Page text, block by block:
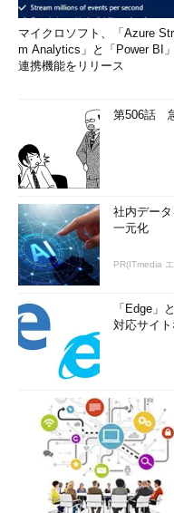
マイクロソフト、「Azure
m Analytics」と「Power BI
連携機能をリリース
第506話
社内デー
一元化
PR(ITmedia
「Edge」
対応サイ